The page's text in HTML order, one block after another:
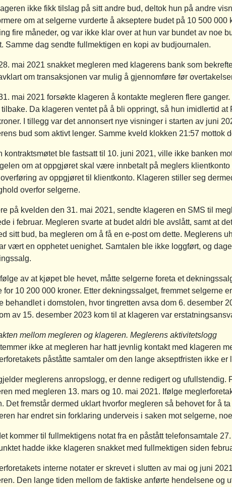
ikke fikk tilslag på sitt andre bud, deltok hun på andre
om at selgerne vurderte å akseptere budet på 10 500
fire måneder, og var ikke klar over at hun var bundet av noe
Samme dag sendte fullmektigen en kopi av budjournalen.
mai 2021 snakket megleren med klagerens bank som
om transaksjonen var mulig å gjennomføre før
mai 2021 forsøkte klageren å kontakte megleren flere
tilbake. Da klageren ventet på å bli oppringt, så hun imidlertid
I tillegg var det annonsert nye visninger i starten av juni
bud som aktivt lenger. Samme kveld klokken 21:57 mottok
kontraktsmøtet ble fastsatt til 10. juni 2021, ville ikke banken
om at oppgjøret skal være innbetalt på meglers
av oppgjøret til klientkonto. Klageren stiller seg
overfor selgerne.
på kvelden den 31. mai 2021, sendte klageren en SMS til
i februar. Megleren svarte at budet aldri ble avslått, samt at
sitt bud, ba megleren om å få en e-post om dette. Meglerens
vært en opphetet uenighet. Samtalen ble ikke loggført, og
av at kjøpet ble hevet, måtte selgerne foreta et
for 10 200 000 kroner. Etter dekningssalget, fremmet selgerne
behandlet i domstolen, hvor tingretten avsa dom 6. desember
av 15. desember 2023 kom til at klageren var
mellom megleren og klageren. Meglerens aktivitetslogg
ikke at megleren har hatt jevnlig kontakt med klageren
påståtte samtaler om den lange akseptfristen ikke
meglerens anropslogg, er denne redigert og
med megleren 13. mars og 10. mai 2021. Ifølge
Det fremstår dermed uklart hvorfor megleren så behovet for å
har endret sin forklaring underveis i saken mot selgerne,
kommer til fullmektigens notat fra en påstått telefonsamtale
hadde ikke klageren snakket med fullmektigen siden
interne notater er skrevet i slutten av mai og juni
Den lange tiden mellom de faktiske anførte hendelsene og